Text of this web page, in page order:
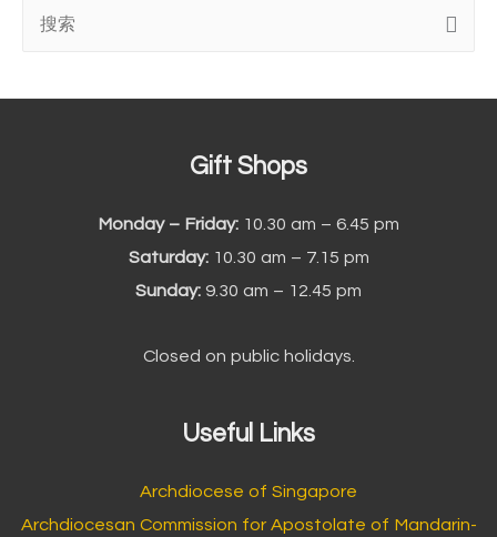
:
Gift Shops
Monday – Friday: 10.30 am – 6.45 pm
Saturday:10.30 am – 7.15 pm
Sunday: 9.30 am – 12.45 pm
Closed on public holidays.
Useful Links
Archdiocese of Singapore
Archdiocesan Commission for Apostolate of Mandarin-